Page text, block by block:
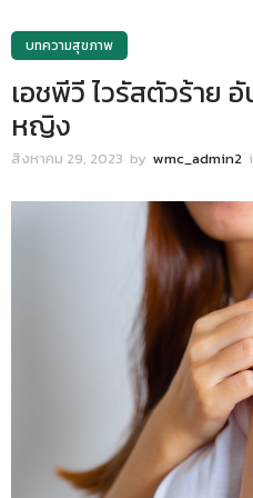
บทความสุขภาพ
เอชพีวี ไวรัสตัวร้าย
หญิง
สิงหาคม 29, 2023 by wmc_admin2